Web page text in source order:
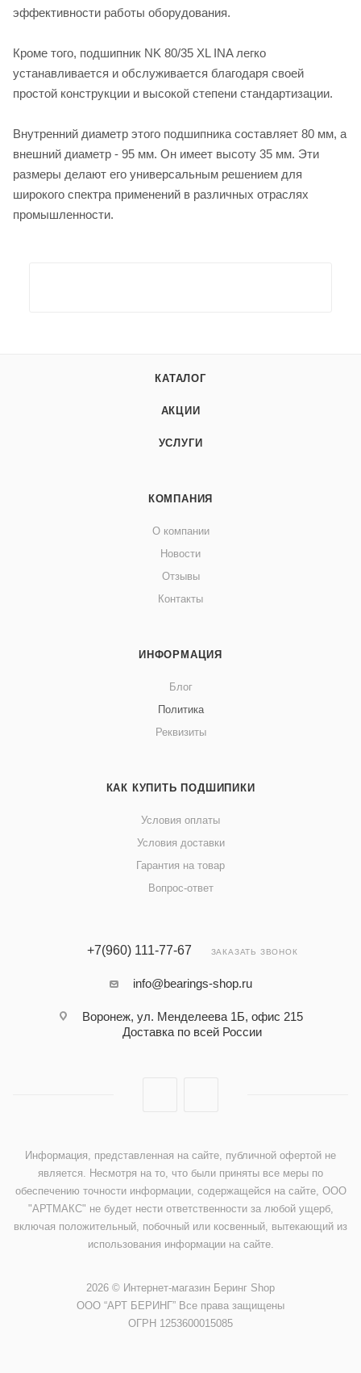
эффективности работы оборудования.
Кроме того, подшипник NK 80/35 XL INA легко
устанавливается и обслуживается благодаря своей
простой конструкции и высокой степени стандартизации.
Внутренний диаметр этого подшипника составляет 80 мм, а
внешний диаметр - 95 мм. Он имеет высоту 35 мм. Эти
размеры делают его универсальным решением для
широкого спектра применений в различных отраслях
промышленности.
КАТАЛОГ
АКЦИИ
УСЛУГИ
КОМПАНИЯ
О компании
Новости
Отзывы
Контакты
ИНФОРМАЦИЯ
Блог
Политика
Реквизиты
КАК КУПИТЬ ПОДШИПИКИ
Условия оплаты
Условия доставки
Гарантия на товар
Вопрос-ответ
+7(960) 111-77-67 ЗАКАЗАТЬ ЗВОНОК
info@bearings-shop.ru
Воронеж, ул. Менделеева 1Б, офис 215
Доставка по всей России
Информация, представленная на сайте, публичной офертой не
является. Несмотря на то, что были приняты все меры по
обеспечению точности информации, содержащейся на сайте, ООО
"АРТМАКС" не будет нести ответственности за любой ущерб,
включая положительный, побочный или косвенный, вытекающий из
использования информации на сайте.
2026 © Интернет-магазин Беринг Shop
ООО “АРТ БЕРИНГ” Все права защищены
ОГРН 1253600015085